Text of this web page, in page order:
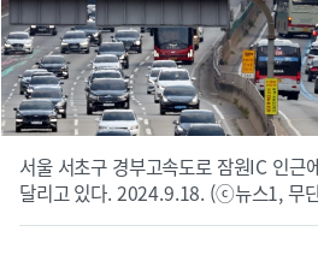
서울 서초구 경부고속도로 잠원IC 인근
달리고 있다. 2024.9.18. (ⓒ뉴스1, 무